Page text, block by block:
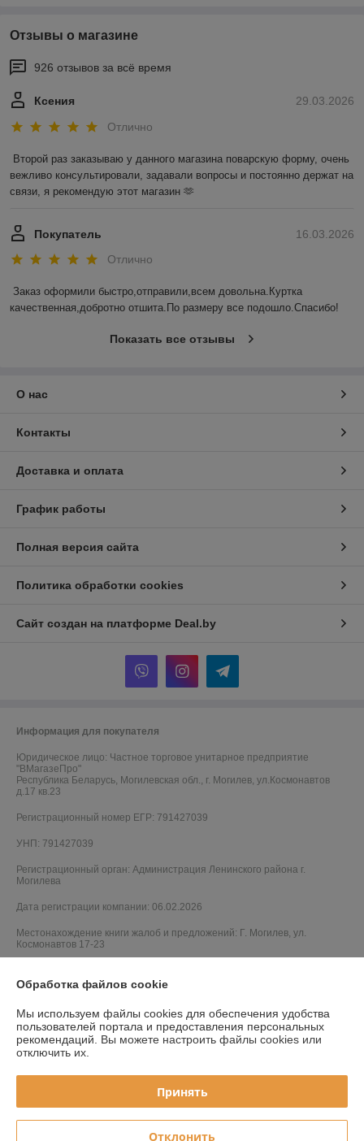
Отзывы о магазине
926 отзывов за всё время
29.03.2026
Ксения
Отлично
Второй раз заказываю у данного магазина поварскую форму, очень
вежливо консультировали, задавали вопросы и постоянно держат на
связи, я рекомендую этот магазин 🫶
16.03.2026
Покупатель
Отлично
Заказ оформили быстро,отправили,всем довольна.Куртка
качественная,добротно отшита.По размеру все подошло.Спасибо!
Показать все отзывы
О нас
Контакты
Доставка и оплата
График работы
Полная версия сайта
Политика обработки cookies
Сайт создан на платформе Deal.by
Информация для покупателя
Юридическое лицо: Частное торговое унитарное предприятие
"ВМагазеПро"
Республика Беларусь, Могилевская обл., г. Могилев, ул.Космонавтов
д.17 кв.23
Регистрационный номер ЕГР: 791427039
УНП: 791427039
Регистрационный орган: Администрация Ленинского района г.
Могилева
Дата регистрации компании: 06.02.2026
Местонахождение книги жалоб и предложений: Г. Могилев, ул.
Космонавтов 17-23
Обработка файлов cookie
Мы используем файлы cookies для обеспечения удобства
пользователей портала и предоставления персональных
рекомендаций. Вы можете настроить файлы cookies или
отключить их.
Принять
Отклонить